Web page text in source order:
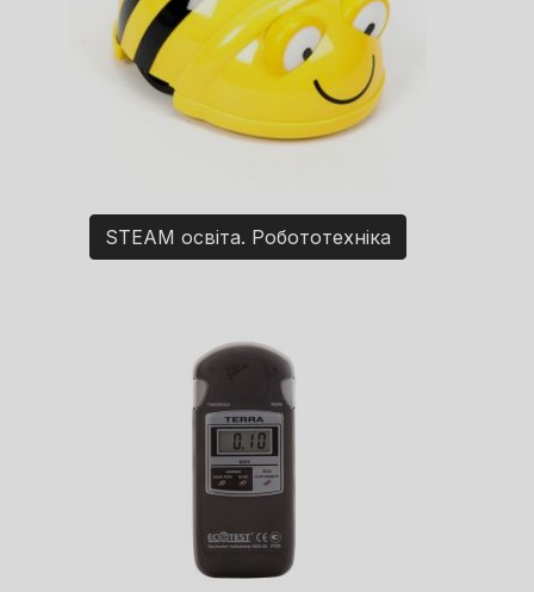
STEAM освіта. Робототехніка